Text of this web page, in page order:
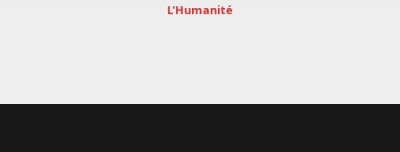
L'Humanité